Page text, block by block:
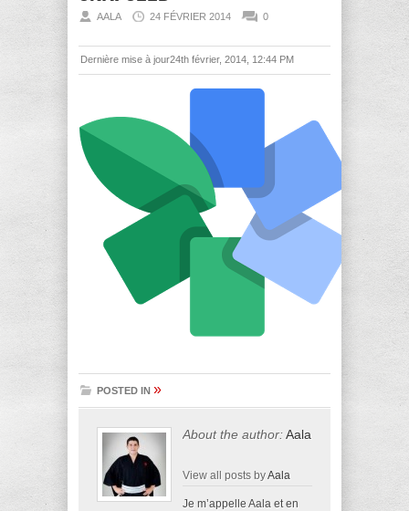
AALA 24 FÉVRIER 2014 0
Dernière mise à jour24th février, 2014, 12:44 PM
POSTED IN »
About the author:Aala
View all posts byAala
Je m’appelle Aala et en